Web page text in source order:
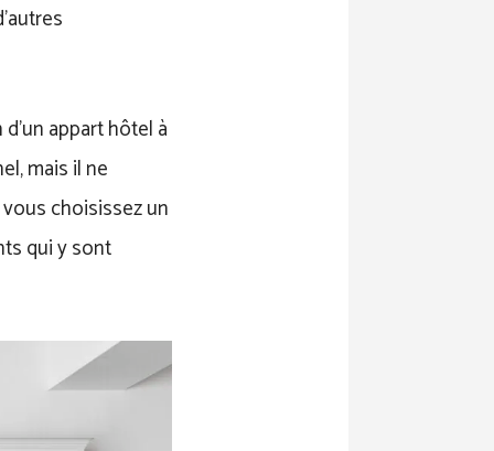
appart hôtel à
mais il ne
choisissez un
qui y sont